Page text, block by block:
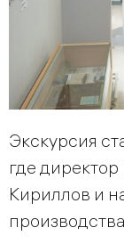
Экскурсия
где
Кириллов и